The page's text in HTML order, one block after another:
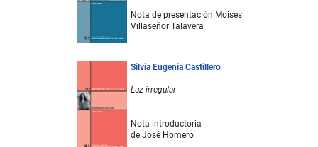
Nota de presentación Moisés
Villaseñor Talavera
Silvia Eugenia Castillero
Luz irregular
Nota introductoria
de José Homero